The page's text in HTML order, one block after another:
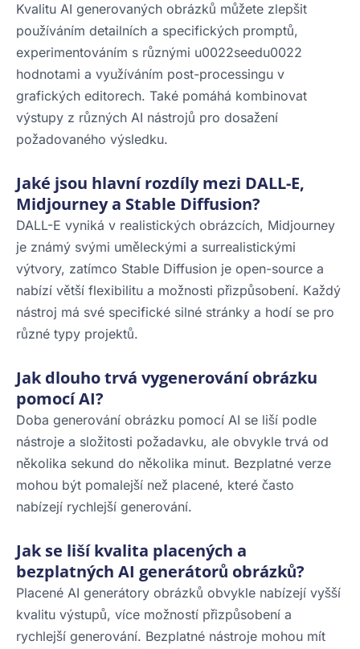
Kvalitu AI generovaných obrázků můžete zlepšit
používáním detailních a specifických promptů,
experimentováním s různými u0022seedu0022
hodnotami a využíváním post-processingu v
grafických editorech. Také pomáhá kombinovat
výstupy z různých AI nástrojů pro dosažení
požadovaného výsledku.
Jaké jsou hlavní rozdíly mezi DALL-E,
Midjourney a Stable Diffusion?
DALL-E vyniká v realistických obrázcích, Midjourney
je známý svými uměleckými a surrealistickými
výtvory, zatímco Stable Diffusion je open-source a
nabízí větší flexibilitu a možnosti přizpůsobení. Každý
nástroj má své specifické silné stránky a hodí se pro
různé typy projektů.
Jak dlouho trvá vygenerování obrázku
pomocí AI?
Doba generování obrázku pomocí AI se liší podle
nástroje a složitosti požadavku, ale obvykle trvá od
několika sekund do několika minut. Bezplatné verze
mohou být pomalejší než placené, které často
nabízejí rychlejší generování.
Jak se liší kvalita placených a
bezplatných AI generátorů obrázků?
Placené AI generátory obrázků obvykle nabízejí vyšší
kvalitu výstupů, více možností přizpůsobení a
rychlejší generování. Bezplatné nástroje mohou mít